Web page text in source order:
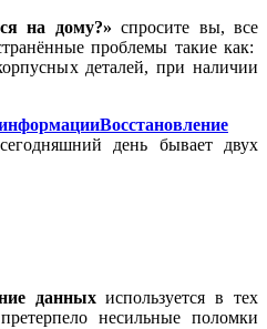
на дому?» спросите вы, все
проблемы такие как:
деталей, при наличии
Восстановление
день бывает двух
данныхиспользуется в тех
несильные поломки